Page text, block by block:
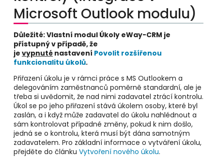
Microsoft Outlook modulu)
Důležité: Vlastní modul Úkoly eWay-CRM je
přístupný v případě, že
je vypnuté nastavení Povolit rozšířenou
funkcionalitu úkolů.
Přiřazení úkolu je v rámci práce s MS Outlookem a
delegováním zaměstnanců poměrně standardní, ale je
třeba si uvědomit, že nad nimi zadavatel ztrácí kontrolu.
Úkol se po jeho přiřazení stává úkolem osoby, které byl
zaslán, a i když může zadavatel do úkolu nahlédnout a
sám kontrolovat případné změny, pokud k nim došlo,
jedná se o kontrolu, která musí být dána samotným
zadavatelem. Pro základní informace o vytváření úkolu,
přejděte do článku Vytvoření nového úkolu.